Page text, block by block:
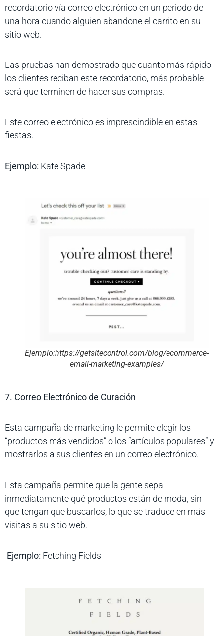
recordatorio vía correo electrónico en un periodo de
una hora cuando alguien abandone el carrito en su
sitio web.
Las pruebas han demostrado que cuanto más rápido
los clientes reciban este recordatorio, más probable
será que terminen de hacer sus compras.
Este correo electrónico es imprescindible en estas
fiestas.
Ejemplo: Kate Spade
Ejemplo:https://getsitecontrol.com/blog/ecommerce-
email-marketing-examples/
7. Correo Electrónico de Curación
Esta campaña de marketing le permite elegir los
“productos más vendidos” o los “artículos populares” y
mostrarlos a sus clientes en un correo electrónico.
Esta campaña permite que la gente sepa
inmediatamente qué productos están de moda, sin
que tengan que buscarlos, lo que se traduce en más
visitas a su sitio web.
Ejemplo: Fetching Fields